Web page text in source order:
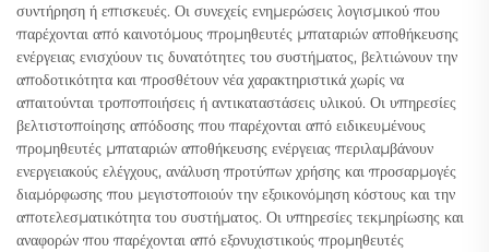
συντήρηση ή επισκευές. Οι συνεχείς ενημερώσεις λογισμικού που
παρέχονται από καινοτόμους προμηθευτές μπαταριών αποθήκευσης
ενέργειας ενισχύουν τις δυνατότητες του συστήματος, βελτιώνουν την
αποδοτικότητα και προσθέτουν νέα χαρακτηριστικά χωρίς να
απαιτούνται τροποποιήσεις ή αντικαταστάσεις υλικού. Οι υπηρεσίες
βελτιστοποίησης απόδοσης που παρέχονται από ειδικευμένους
προμηθευτές μπαταριών αποθήκευσης ενέργειας περιλαμβάνουν
ενεργειακούς ελέγχους, ανάλυση προτύπων χρήσης και προσαρμογές
διαμόρφωσης που μεγιστοποιούν την εξοικονόμηση κόστους και την
αποτελεσματικότητα του συστήματος. Οι υπηρεσίες τεκμηρίωσης και
αναφορών που παρέχονται από εξονυχιστικούς προμηθευτές